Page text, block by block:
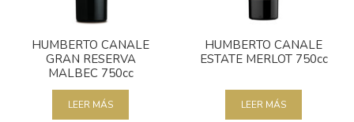
HUMBERTO CANALE
GRAN RESERVA
MALBEC 750cc
LEER MÁS
HUMBERTO CANALE
ESTATE MERLOT 750cc
LEER MÁS